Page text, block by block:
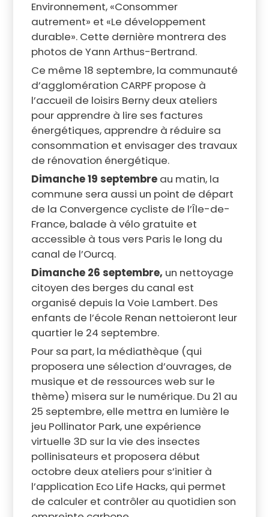
Environnement, «Consommer
autrement» et «Le développement
durable». Cette dernière montrera des
photos de Yann Arthus-Bertrand.
Ce même 18 septembre, la communauté
d’agglomération CARPF propose à
l’accueil de loisirs Berny deux ateliers
pour apprendre à lire ses factures
énergétiques, apprendre à réduire sa
consommation et envisager des travaux
de rénovation énergétique.
Dimanche 19 septembre au matin, la
commune sera aussi un point de départ
de la Convergence cycliste de l’Île-de-
France, balade à vélo gratuite et
accessible à tous vers Paris le long du
canal de l’Ourcq.
Dimanche 26 septembre, un nettoyage
citoyen des berges du canal est
organisé depuis la Voie Lambert. Des
enfants de l’école Renan nettoieront leur
quartier le 24 septembre.
Pour sa part, la médiathèque (qui
proposera une sélection d’ouvrages, de
musique et de ressources web sur le
thème) misera sur le numérique. Du 21 au
25 septembre, elle mettra en lumière le
jeu Pollinator Park, une expérience
virtuelle 3D sur la vie des insectes
pollinisateurs et proposera début
octobre deux ateliers pour s’initier à
l’application Eco Life Hacks, qui permet
de calculer et contrôler au quotidien son